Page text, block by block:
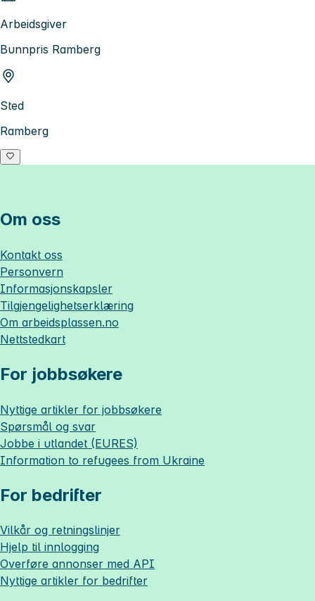
Arbeidsgiver
Bunnpris Ramberg
Sted
Ramberg
Om oss
Kontakt oss
Personvern
Informasjonskapsler
Tilgjengelighetserklæring
Om arbeidsplassen.no
Nettstedkart
For jobbsøkere
Nyttige artikler for jobbsøkere
Spørsmål og svar
Jobbe i utlandet (EURES)
Information to refugees from Ukraine
For bedrifter
Vilkår og retningslinjer
Hjelp til innlogging
Overføre annonser med API
Nyttige artikler for bedrifter